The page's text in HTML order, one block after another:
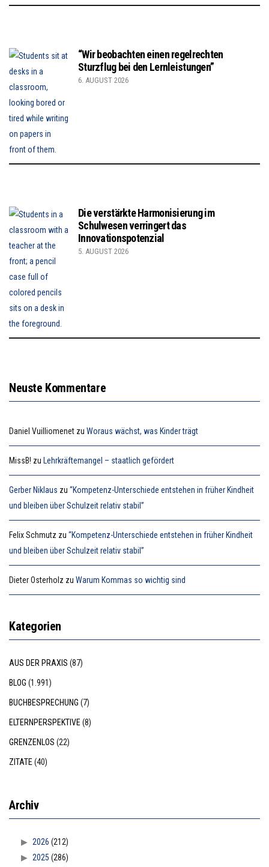
“Wir beobachten einen regelrechten
Sturzflug bei den Lernleistungen”
6. AUGUST 2026
Die verstärkte Harmonisierung im
Schulwesen verringert das
Innovationspotenzial
5. AUGUST 2026
Neuste Kommentare
Daniel Vuilliomenet zu Woraus wächst, was Kinder trägt
MissB! zu Lehrkräftemangel – staatlich gefördert
Gerber Niklaus zu “Kompetenz-Unterschiede entstehen in früher Kindheit
und bleiben über Schulzeit relativ stabil”
Felix Schmutz zu “Kompetenz-Unterschiede entstehen in früher Kindheit
und bleiben über Schulzeit relativ stabil”
Dieter Osterholz zu Warum Kommas so wichtig sind
Kategorien
AUS DER PRAXIS (87)
BLOG (1.991)
BUCHBESPRECHUNG (7)
ELTERNPERSPEKTIVE (8)
GRENZENLOS (22)
ZITATE (40)
Archiv
2026 (212)
2025 (286)